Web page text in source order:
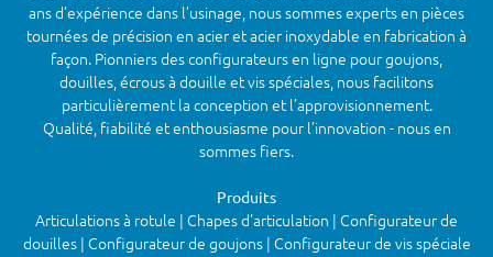
ans d’expérience dans l’usinage, nous sommes experts en pièces
tournées de précision en acier et acier inoxydable en fabrication à
façon. Pionniers des configurateurs en ligne pour goujons,
douilles, écrous à douille et vis spéciales, nous facilitons
particulièrement la conception et l’approvisionnement.
Qualité, fiabilité et enthousiasme pour l’innovation - nous en
sommes fiers.
Produits
Articulations à rotule | Chapes d'articulation | Configurateur de
douilles | Configurateur de goujons | Configurateur de vis spéciale